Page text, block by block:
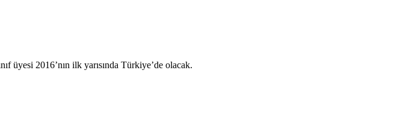
üyesi 2016’nın ilk yarısında Türkiye’de olacak.